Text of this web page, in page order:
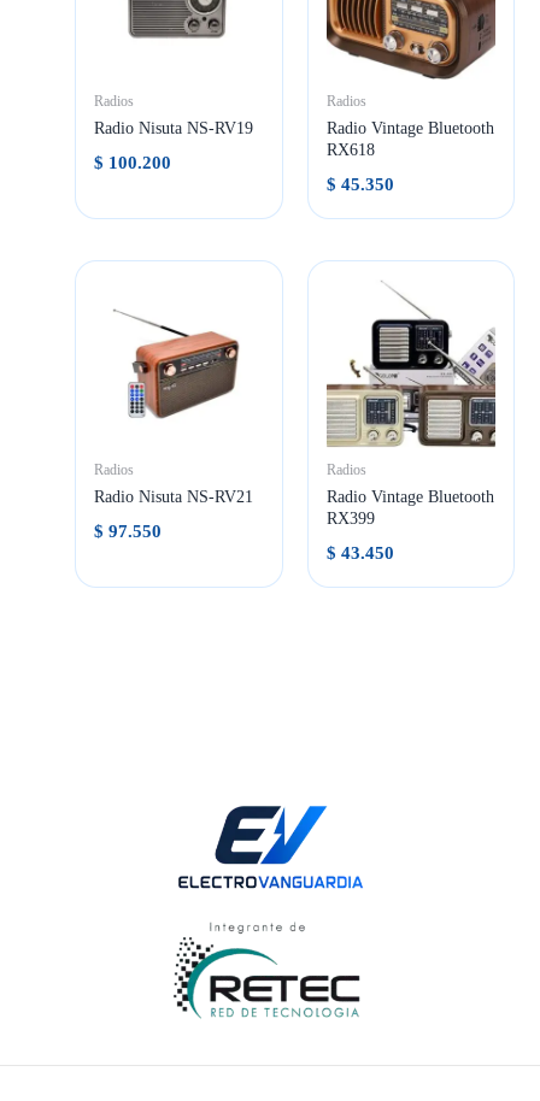
Radios
Radio Nisuta NS-RV19
$ 100.200
Radios
Radio Vintage Bluetooth
RX618
$ 45.350
Radios
Radio Nisuta NS-RV21
$ 97.550
Radios
Radio Vintage Bluetooth
RX399
$ 43.450